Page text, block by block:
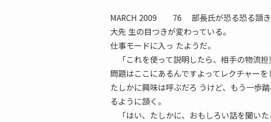
MARCH 2009 76 部長氏が恐る恐る頷き
大先 生の目つきが変わっている。
仕事モードに入っ たようだ。
「これを使って説明したら、相手の物流
問題はここにあるんですよってレクチャーを
たしかに興味は呼ぶだろ うけど、もう一
るように頷く。
「はい、たしかに、おもしろい話を聞い